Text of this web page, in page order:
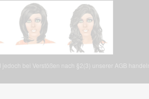
bei Verstößen nach §2(3) unserer AGB handeln.